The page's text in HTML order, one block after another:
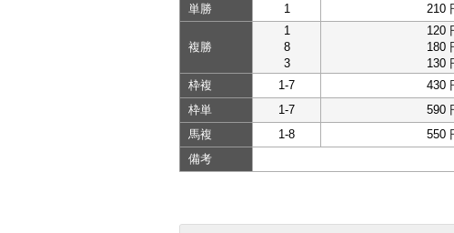
単勝 1 210
複勝
1
8
3
120
180
130
枠複
1-7 430
枠単
1-7 590
馬複
1-8 550
備考